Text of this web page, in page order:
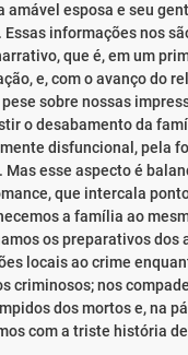
amável esposa e seu
informações nos
que é, em um
e, com o avanço do
sobre nossas
o desabamento da
disfuncional, pela
Mas esse aspecto é
que intercala
a família ao
os preparativos dos
locais ao crime
criminosos; nos
dos mortos e, na
com a triste história